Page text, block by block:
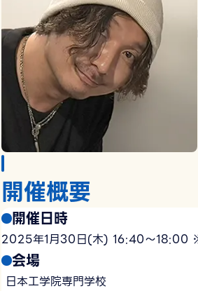
開催概要
開催日時
2025年1月30日(木) 16:40〜18:00
会場
日本工学院専門学校